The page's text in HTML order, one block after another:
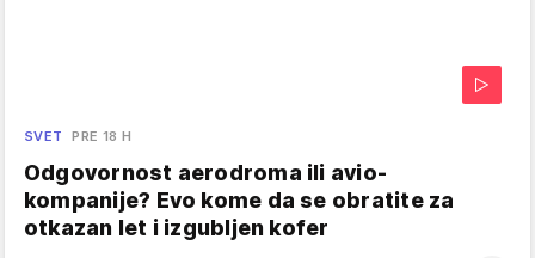
SVET PRE 18 H
Odgovornost aerodroma ili avio-
kompanije? Evo kome da se obratite za
otkazan let i izgubljen kofer